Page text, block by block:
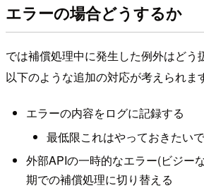
エラーの場合どうするか
では補償処理中に発生した例外はどう
以下のような追加の対応が考えられま
エラーの内容をログに記録する
最低限これはやっておきたい
外部APIの一時的なエラー(ビジー
期での補償処理に切り替える